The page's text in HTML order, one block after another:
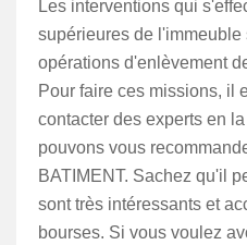
Les interventions qui
supérieures de
opérations d'enlèvement
Pour faire ces missions, il
contacter des experts en
pouvons vous
BATIMENT. Sachez qu'il
sont très intéressants et
bourses. Si vous voulez